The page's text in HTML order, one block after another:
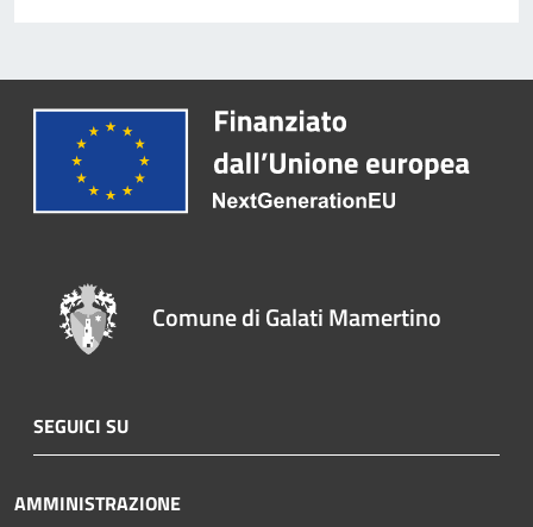
Comune di Galati Mamertino
SEGUICI SU
AMMINISTRAZIONE